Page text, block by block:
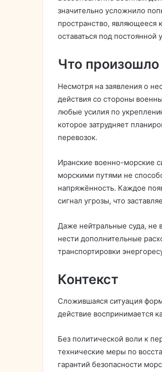
значительно усложнило
пространство, являющееся
оставаться под постоянной
Что произошло
Несмотря на заявления о
действия со стороны
любые усилия по
которое затрудняет
перевозок.
Иранские военно-морские
морскими путями не
напряжённость. Каждое
сигнал угрозы, что
Даже нейтральные суда, не
нести дополнительные
транспортировки
Контекст
Сложившаяся ситуация
действие воспринимается
Без политической воли к
технические меры по
гарантий безопасности